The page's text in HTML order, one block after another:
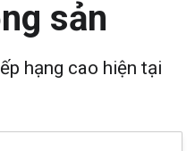
sản
hạng cao hiện tại